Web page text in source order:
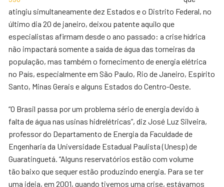
atingiu simultaneamente dez Estados e o Distrito Federal, no
último dia 20 de janeiro, deixou patente aquilo que
especialistas afirmam desde o ano passado: a crise hídrica
não impactará somente a saída de água das torneiras da
população, mas também o fornecimento de energia elétrica
no País, especialmente em São Paulo, Rio de Janeiro, Espírito
Santo, Minas Gerais e alguns Estados do Centro-Oeste.
“O Brasil passa por um problema sério de energia devido à
falta de água nas usinas hidrelétricas”, diz José Luz Silveira,
professor do Departamento de Energia da Faculdade de
Engenharia da Universidade Estadual Paulista (Unesp) de
Guaratinguetá. “Alguns reservatórios estão com volume
tão baixo que sequer estão produzindo energia. Para se ter
uma ideia, em 2001, quando tivemos uma crise, estávamos